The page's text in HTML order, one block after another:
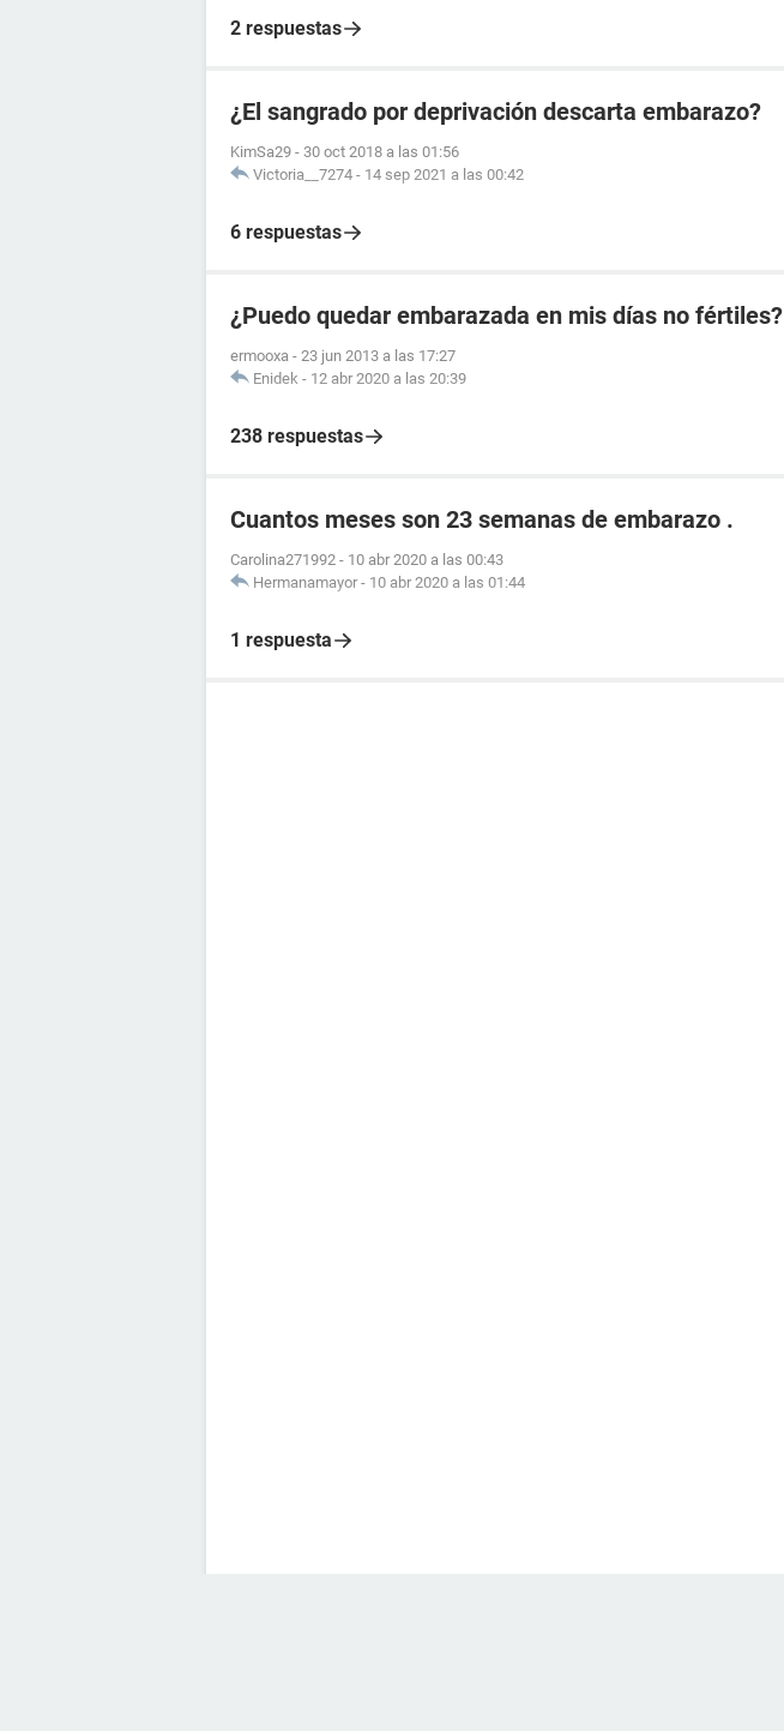
2 respuestas
¿El sangrado por deprivación descarta embarazo?
KimSa29 - 30 oct 2018 a las 01:56
Victoria__7274 - 14 sep 2021 a las 00:42
6 respuestas
¿Puedo quedar embarazada en mis días no fértiles?
ermooxa - 23 jun 2013 a las 17:27
Enidek - 12 abr 2020 a las 20:39
238 respuestas
Cuantos meses son 23 semanas de embarazo .
Carolina271992 - 10 abr 2020 a las 00:43
Hermanamayor - 10 abr 2020 a las 01:44
1 respuesta